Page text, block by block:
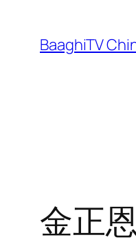
content
BaaghiTV
金正